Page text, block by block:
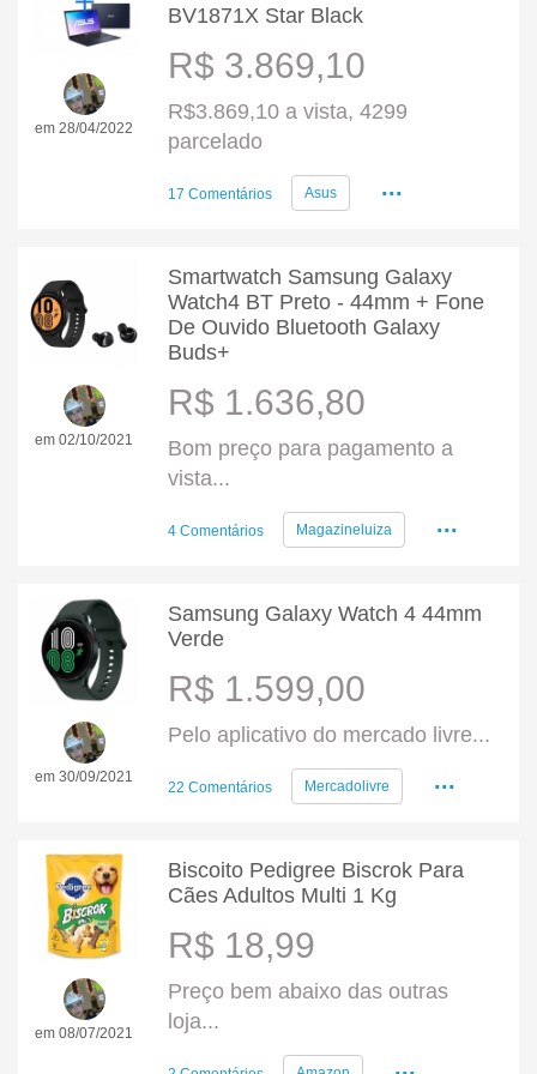
em 28/04/2022
BV1871X Star Black
R$ 3.869,10
R$3.869,10 a vista, 4299
parcelado
17 Comentários Asus ...
em 02/10/2021
Smartwatch Samsung Galaxy
Watch4 BT Preto - 44mm + Fone
De Ouvido Bluetooth Galaxy
Buds+
R$ 1.636,80
Bom preço para pagamento a
vista...
4 Comentários Magazineluiza ...
em 30/09/2021
Samsung Galaxy Watch 4 44mm
Verde
R$ 1.599,00
Pelo aplicativo do mercado livre...
22 Comentários Mercadolivre ...
em 08/07/2021
Biscoito Pedigree Biscrok Para
Cães Adultos Multi 1 Kg
R$ 18,99
Preço bem abaixo das outras
loja...
...